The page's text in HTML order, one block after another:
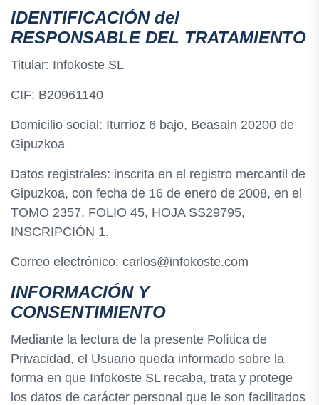
IDENTIFICACIÓN del
RESPONSABLE DEL TRATAMIENTO
Titular: Infokoste SL
CIF: B20961140
Domicilio social: Iturrioz 6 bajo, Beasain 20200 de
Gipuzkoa
Datos registrales: inscrita en el registro mercantil de
Gipuzkoa, con fecha de 16 de enero de 2008, en el
TOMO 2357, FOLIO 45, HOJA SS29795,
INSCRIPCIÓN 1.
Correo electrónico: carlos@infokoste.com
INFORMACIÓN Y
CONSENTIMIENTO
Mediante la lectura de la presente Política de
Privacidad, el Usuario queda informado sobre la
forma en que Infokoste SL recaba, trata y protege
los datos de carácter personal que le son facilitados